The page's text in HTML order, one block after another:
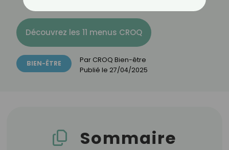
Découvrez les 11 menus CROQ
BIEN-ÊTRE Par CROQ Bien-être
Publié le 27/04/2025
Sommaire